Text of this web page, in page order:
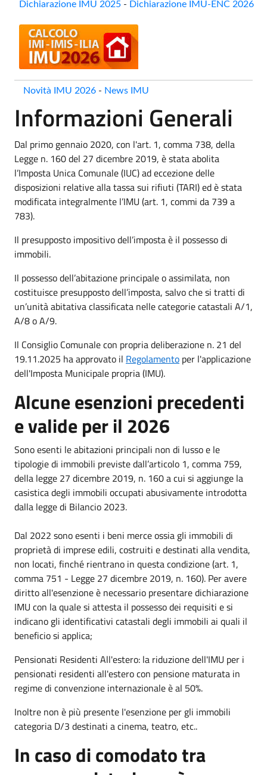
Dichiarazione IMU 2025 - Dichiarazione IMU-ENC 2026
Novità IMU 2026 - News IMU
Informazioni Generali
Dal primo gennaio 2020, con l'art. 1, comma 738, della
Legge n. 160 del 27 dicembre 2019, è stata abolita
l’Imposta Unica Comunale (IUC) ad eccezione delle
disposizioni relative alla tassa sui rifiuti (TARI) ed è stata
modificata integralmente l’IMU (art. 1, commi da 739 a
783).
Il presupposto impositivo dell’imposta è il possesso di
immobili.
Il possesso dell’abitazione principale o assimilata, non
costituisce presupposto dell’imposta, salvo che si tratti di
un’unità abitativa classificata nelle categorie catastali A/1,
A/8 o A/9.
Il Consiglio Comunale con propria deliberazione n. 21 del
19.11.2025 ha approvato il Regolamento per l'applicazione
dell'Imposta Municipale propria (IMU).
Alcune esenzioni precedenti
e valide per il 2026
Sono esenti le abitazioni principali non di lusso e le
tipologie di immobili previste dall’articolo 1, comma 759,
della legge 27 dicembre 2019, n. 160 a cui si aggiunge la
casistica degli immobili occupati abusivamente introdotta
dalla legge di Bilancio 2023.
Dal 2022 sono esenti i beni merce ossia gli immobili di
proprietà di imprese edili, costruiti e destinati alla vendita,
non locati, finché rientrano in questa condizione (art. 1,
comma 751 - Legge 27 dicembre 2019, n. 160). Per avere
diritto all'esenzione è necessario presentare dichiarazione
IMU con la quale si attesta il possesso dei requisiti e si
indicano gli identificativi catastali degli immobili ai quali il
beneficio si applica;
Pensionati Residenti All'estero: la riduzione dell'IMU per i
pensionati residenti all'estero con pensione maturata in
regime di convenzione internazionale è al 50%.
Inoltre non è più presente l'esenzione per gli immobili
categoria D/3 destinati a cinema, teatro, etc..
In caso di comodato tra